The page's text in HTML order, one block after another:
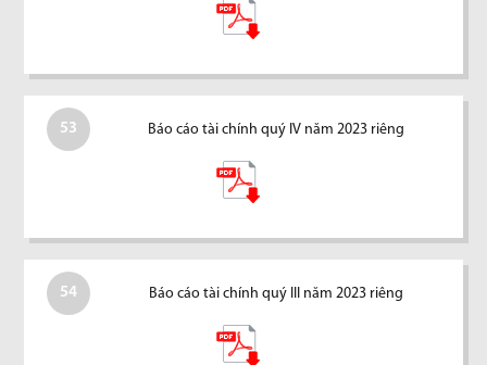
53 Báo cáo tài chính quý IV năm 2023 riêng
54 Báo cáo tài chính quý III năm 2023 riêng